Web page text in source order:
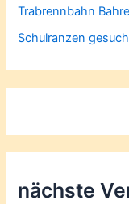
Trabrennbahn
Schulranzen
nächste